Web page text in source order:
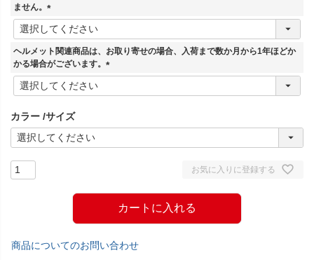
ません。
(
必
須
)
ヘルメット関連商品は、お取り寄せの場合、入荷まで数か月から1年ほどか
かる場合がございます。
(
カラー サイズ
お気に入りに登録する
カートに入れる
商品についてのお問い合わせ